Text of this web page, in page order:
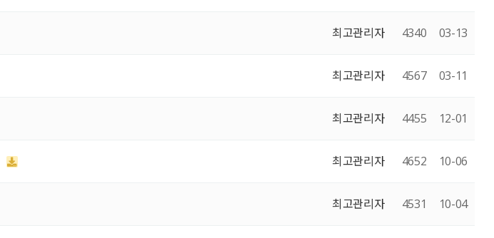
최고관리자 4340 03-13
최고관리자 4567 03-11
최고관리자 4455 12-01
최고관리자 4652 10-06
최고관리자 4531 10-04